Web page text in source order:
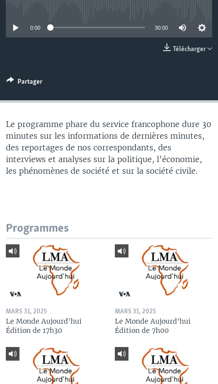
0:00 30:00
Télécharger
Partager
Le programme phare du service francophone dure 30
minutes sur les informations de dernières minutes,
des reportages de nos correspondants, des
interviews et analyses sur la politique, l’économie,
les phénomènes de société et sur la société civile.
Programmes
MARS 31, 2025
Le Monde Aujourd'hui
Édition de 17h30
MARS 31, 2025
Le Monde Aujourd'hui
Édition de 7h00